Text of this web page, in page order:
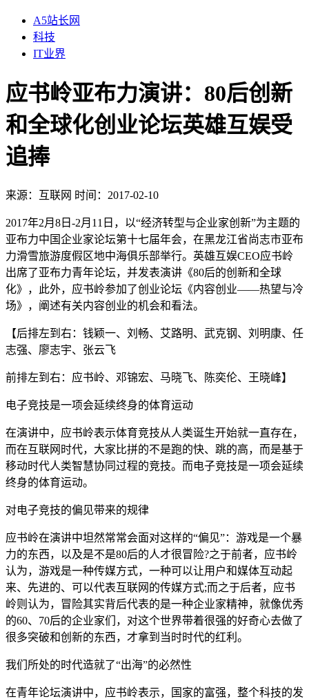
A5站长网
科技
IT业界
应书岭亚布力演讲：80后创新
和全球化创业论坛英雄互娱受
追捧
来源： 互联网 时间：2017-02-10
2017年2月8日-2月11日，以“经济转型与企业家创新”为主题的
亚布力中国企业家论坛第十七届年会，在黑龙江省尚志市亚布
力滑雪旅游度假区地中海俱乐部举行。英雄互娱CEO应书岭
出席了亚布力青年论坛，并发表演讲《80后的创新和全球
化》，此外，应书岭参加了创业论坛《内容创业——热望与冷
场》，阐述有关内容创业的机会和看法。
【后排左到右：钱颖一、刘畅、艾路明、武克钢、刘明康、任
志强、廖志宇、张云飞
前排左到右：应书岭、邓锦宏、马晓飞、陈奕伦、王晓峰】
电子竞技是一项会延续终身的体育运动
在演讲中，应书岭表示体育竞技从人类诞生开始就一直存在，
而在互联网时代，大家比拼的不是跑的快、跳的高，而是基于
移动时代人类智慧协同过程的竞技。而电子竞技是一项会延续
终身的体育运动。
对电子竞技的偏见带来的规律
应书岭在演讲中坦然常常会面对这样的“偏见”：游戏是一个暴
力的东西，以及是不是80后的人才很冒险?之于前者，应书岭
认为，游戏是一种传媒方式，一种可以让用户和媒体互动起
来、先进的、可以代表互联网的传媒方式;而之于后者，应书
岭则认为，冒险其实背后代表的是一种企业家精神，就像优秀
的60、70后的企业家们，对这个世界带着很强的好奇心去做了
很多突破和创新的东西，才拿到当时时代的红利。
我们所处的时代造就了“出海”的必然性
在青年论坛演讲中，应书岭表示，国家的富强，整个科技的发